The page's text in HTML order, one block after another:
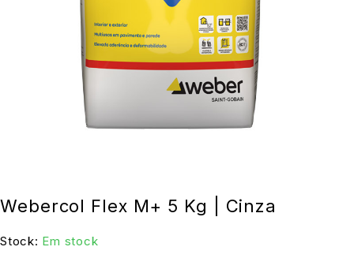
Webercol Flex M+ 5 Kg | Cinza
Stock: Em stock